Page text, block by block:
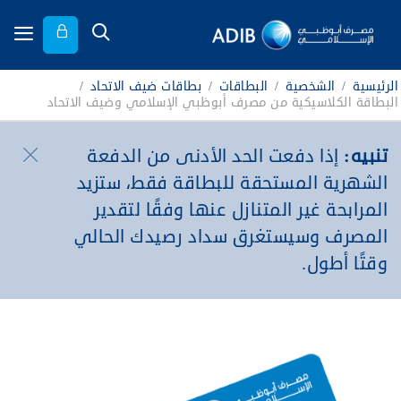
الرئيسية / الشخصية / البطاقات / بطاقات ضيف الاتحاد /
البطاقة الكلاسيكية من مصرف أبوظبي الإسلامي وضيف الاتحاد
تنبيه: إذا دفعت الحد الأدنى من الدفعة
الشهرية المستحقة للبطاقة فقط، ستزيد
المرابحة غير المتنازل عنها وفقًا لتقدير
المصرف وسيستغرق سداد رصيدك الحالي
وقتًا أطول.